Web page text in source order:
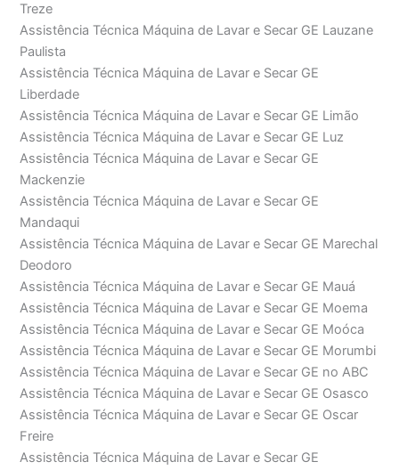
Treze
Assistência Técnica Máquina de Lavar e Secar GE Lauzane
Paulista
Assistência Técnica Máquina de Lavar e Secar GE
Liberdade
Assistência Técnica Máquina de Lavar e Secar GE Limão
Assistência Técnica Máquina de Lavar e Secar GE Luz
Assistência Técnica Máquina de Lavar e Secar GE
Mackenzie
Assistência Técnica Máquina de Lavar e Secar GE
Mandaqui
Assistência Técnica Máquina de Lavar e Secar GE Marechal
Deodoro
Assistência Técnica Máquina de Lavar e Secar GE Mauá
Assistência Técnica Máquina de Lavar e Secar GE Moema
Assistência Técnica Máquina de Lavar e Secar GE Moóca
Assistência Técnica Máquina de Lavar e Secar GE Morumbi
Assistência Técnica Máquina de Lavar e Secar GE no ABC
Assistência Técnica Máquina de Lavar e Secar GE Osasco
Assistência Técnica Máquina de Lavar e Secar GE Oscar
Freire
Assistência Técnica Máquina de Lavar e Secar GE